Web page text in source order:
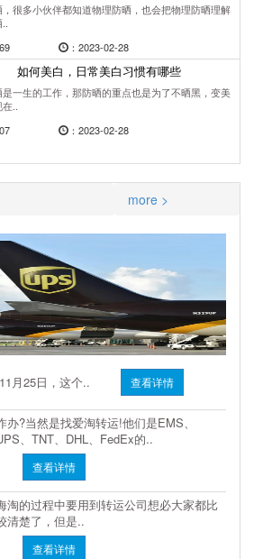
很多小伙伴都知道物理防晒，也会把物理防晒理解
：2023-02-28
如何美白，日常美白习惯有哪些
一生的工作，那防晒的重点也是为了不晒黑，变美
..
：2023-02-28
more >
月25日，这个.. 查看详情
办?当然是找爱淘转运!他们是EMS、
、TNT、DHL、FedEx的..
查看详情
淘的过程中要用到转运公司想必大家都比
清楚了，但是..
查看详情